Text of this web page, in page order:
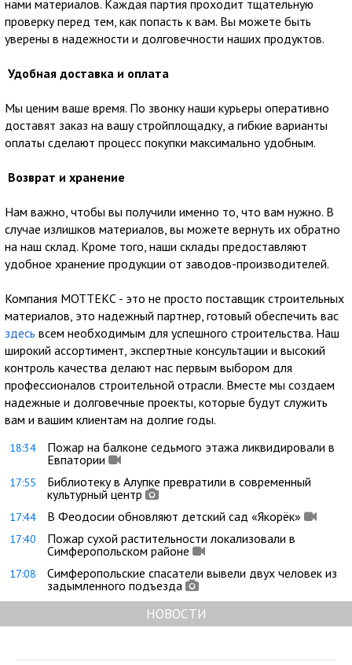
нами материалов. Каждая партия проходит тщательную
проверку перед тем, как попасть к вам. Вы можете быть
уверены в надежности и долговечности наших продуктов.
Удобная доставка и оплата
Мы ценим ваше время. По звонку наши курьеры оперативно
доставят заказ на вашу стройплощадку, а гибкие варианты
оплаты сделают процесс покупки максимально удобным.
Возврат и хранение
Нам важно, чтобы вы получили именно то, что вам нужно. В
случае излишков материалов, вы можете вернуть их обратно
на наш склад. Кроме того, наши склады предоставляют
удобное хранение продукции от заводов-производителей.
Компания МОТТЕКС - это не просто поставщик строительных
материалов, это надежный партнер, готовый обеспечить вас
здесь всем необходимым для успешного строительства. Наш
широкий ассортимент, экспертные консультации и высокий
контроль качества делают нас первым выбором для
профессионалов строительной отрасли. Вместе мы создаем
надежные и долговечные проекты, которые будут служить
вам и вашим клиентам на долгие годы.
18:34
Пожар на балконе седьмого этажа ликвидировали в
Евпатории
17:55
Библиотеку в Алупке превратили в современный
культурный центр
17:44 В Феодосии обновляют детский сад «Якорёк»
17:40
Пожар сухой растительности локализовали в
Симферопольском районе
17:08
Симферопольские спасатели вывели двух человек из
задымленного подъезда
НОВОСТИ